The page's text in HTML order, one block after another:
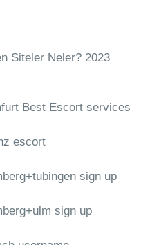
Siteler Neler? 2023
Best Escort services
escort
sign up
sign up